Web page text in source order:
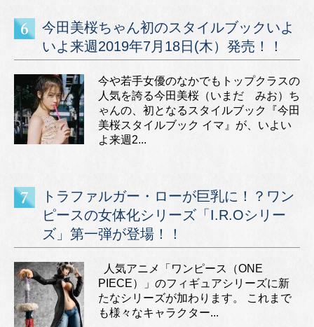
今田美桜ちゃん初のスタイルブックいよ
いよ来週2019年7月18日(木）発売！！
今や若手女優のなかでもトップクラスの
人気を誇る今田美桜（いまだ みお）ち
ゃんの、初となるスタイルブック『今田
美桜スタイルブック イマ』が、いよい
よ来週2...
トラファルガー・ローが巨乳に！？ワン
ピースの女体化シリーズ「I.R.Oシリー
ズ」第一弾が登場！！
人気アニメ「ワンピース（ONE
PIECE）」のフィギュアシリーズに新
たなシリーズが加わります。 これまで
も様々なキャラクター...